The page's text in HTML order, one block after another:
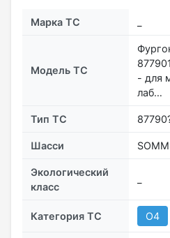
Марка ТС
Модель ТС
- для
лаб…
Тип ТС
Шасси
Экологический
класс
Категория ТС O4